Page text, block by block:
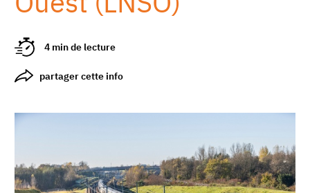
4 min de lecture
partager cette info